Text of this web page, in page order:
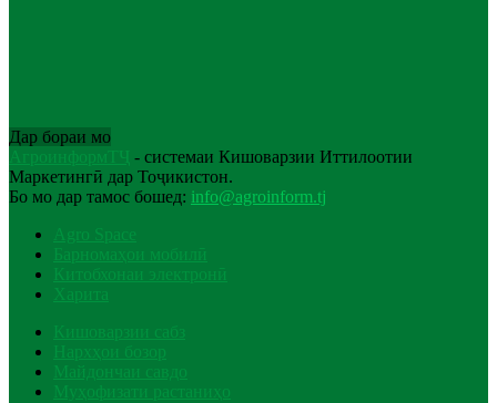
Дар бораи мо
АгроинформТҶ - системаи Кишоварзии Иттилоотии
Маркетингӣ дар Тоҷикистон.
Бо мо дар тамос бошед: info@agroinform.tj
Agro Space
Барномаҳои мобилӣ
Китобхонаи электронӣ
Харита
Кишоварзии сабз
Нархҳои бозор
Майдончаи савдо
Муҳофизати растаниҳо